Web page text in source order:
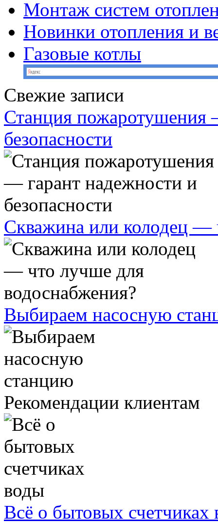
Монтаж систем
Новинки отопления и
Газовые котлы
Свежие записи
Станция пожаротушения
безопасности
Скважина или колодец —
Выбираем насосную
Рекомендации клиентам
Всё о бытовых счетчиках